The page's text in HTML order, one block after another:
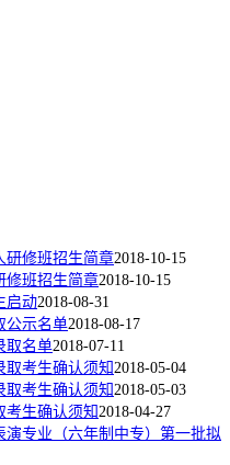
研修班招生简章2018-10-15
修班招生简章2018-10-15
启动2018-08-31
公示名单2018-08-17
取名单2018-07-11
取考生确认须知2018-05-04
取考生确认须知2018-05-03
考生确认须知2018-04-27
演专业（六年制中专）第一批拟